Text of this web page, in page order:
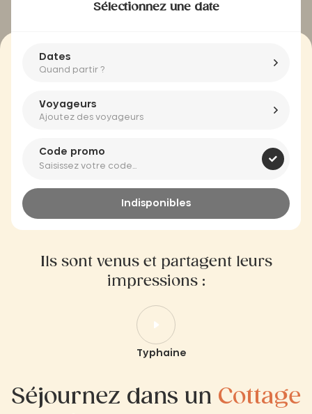
Sélectionnez une date
Dates
Quand partir ?
Voyageurs
Ajoutez des voyageurs
Code promo
Indisponibles
Ils sont venus et partagent leurs
impressions :
Typhaine
Séjournez dans un Cottage